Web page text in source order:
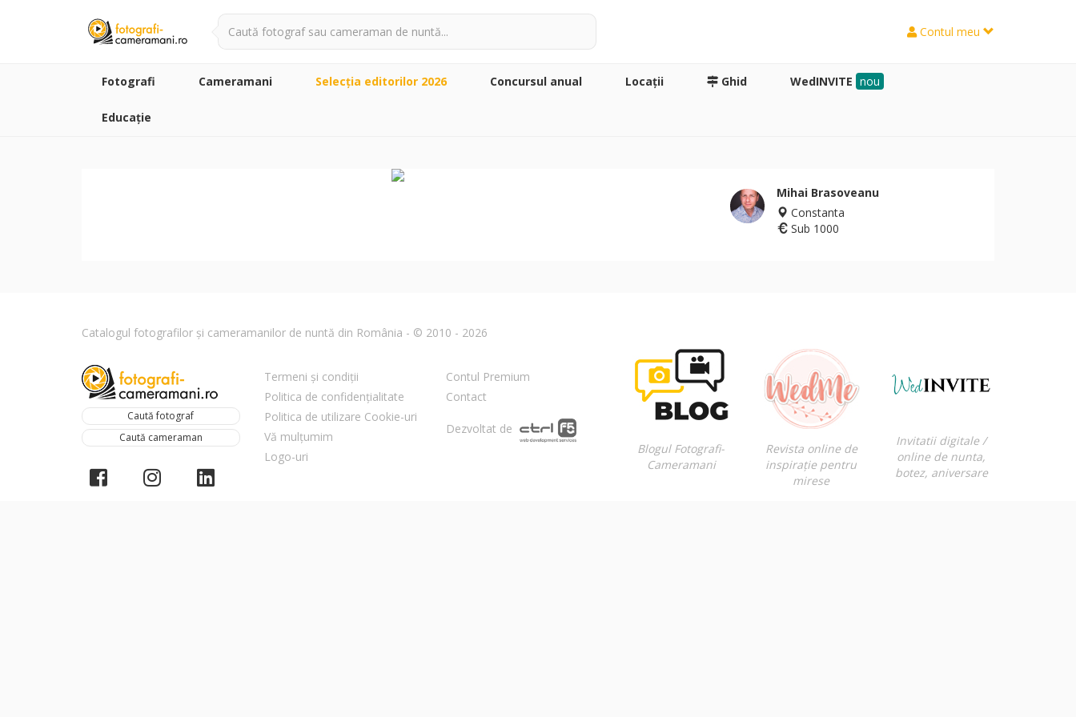
Contul meu
Fotografi Cameramani Selecţia editorilor 2026 Concursul anual Locaţii Ghid WedINVITE nou
Educație
Mihai Brasoveanu
Constanta
Sub 1000
Catalogul fotografilor și cameramanilor de nuntă din România - © 2010 - 2026
Caută fotograf
Caută cameraman
Termeni și condiții
Politica de confidențialitate
Politica de utilizare Cookie-uri
Vă mulțumim
Logo-uri
Contul Premium
Contact
Dezvoltat de
Blogul Fotografi-
Cameramani
Revista online de
inspirație pentru
mirese
Invitatii digitale /
online de nunta,
botez, aniversare